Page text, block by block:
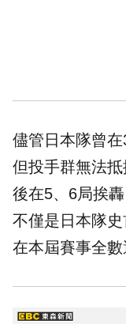
儘管日本隊曾在
但投手群無法
後在5、6局挨
不僅是日本隊
在本屆賽事全數